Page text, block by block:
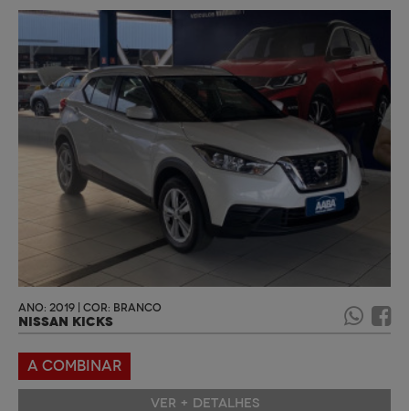
ANO: 2019 | COR: BRANCO
NISSAN KICKS
A COMBINAR
VER + DETALHES